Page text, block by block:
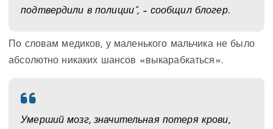
подтвердили в полиции”, – сообщил блогер.
По словам медиков, у маленького мальчика не было
абсолютно никаких шансов «выкарабкаться».
Умерший мозг, значительная потеря крови,